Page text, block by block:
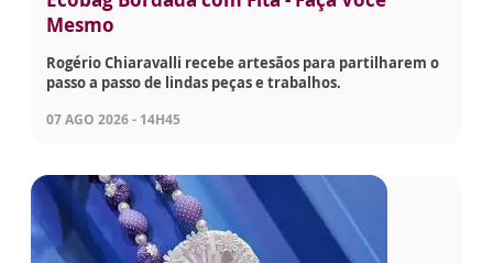
Mesmo
Rogério Chiaravalli recebe artesãos para partilharem o
passo a passo de lindas peças e trabalhos.
07 AGO 2026 - 14H45